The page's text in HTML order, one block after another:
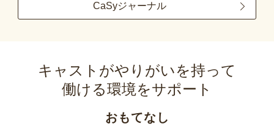
CaSyジャーナル
キャストがやりがいを持って
働ける環境をサポート
おもてなし